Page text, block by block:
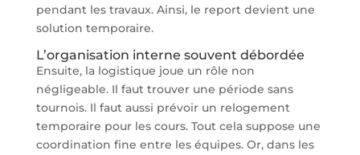
pendant les travaux. Ainsi, le report devient une
solution temporaire.
L’organisation interne souvent débordée
Ensuite, la logistique joue un rôle non
négligeable. Il faut trouver une période sans
tournois. Il faut aussi prévoir un relogement
temporaire pour les cours. Tout cela suppose une
coordination fine entre les équipes. Or, dans les